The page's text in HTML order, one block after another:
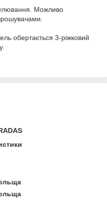
Можливо
обертається 3-ріжковий